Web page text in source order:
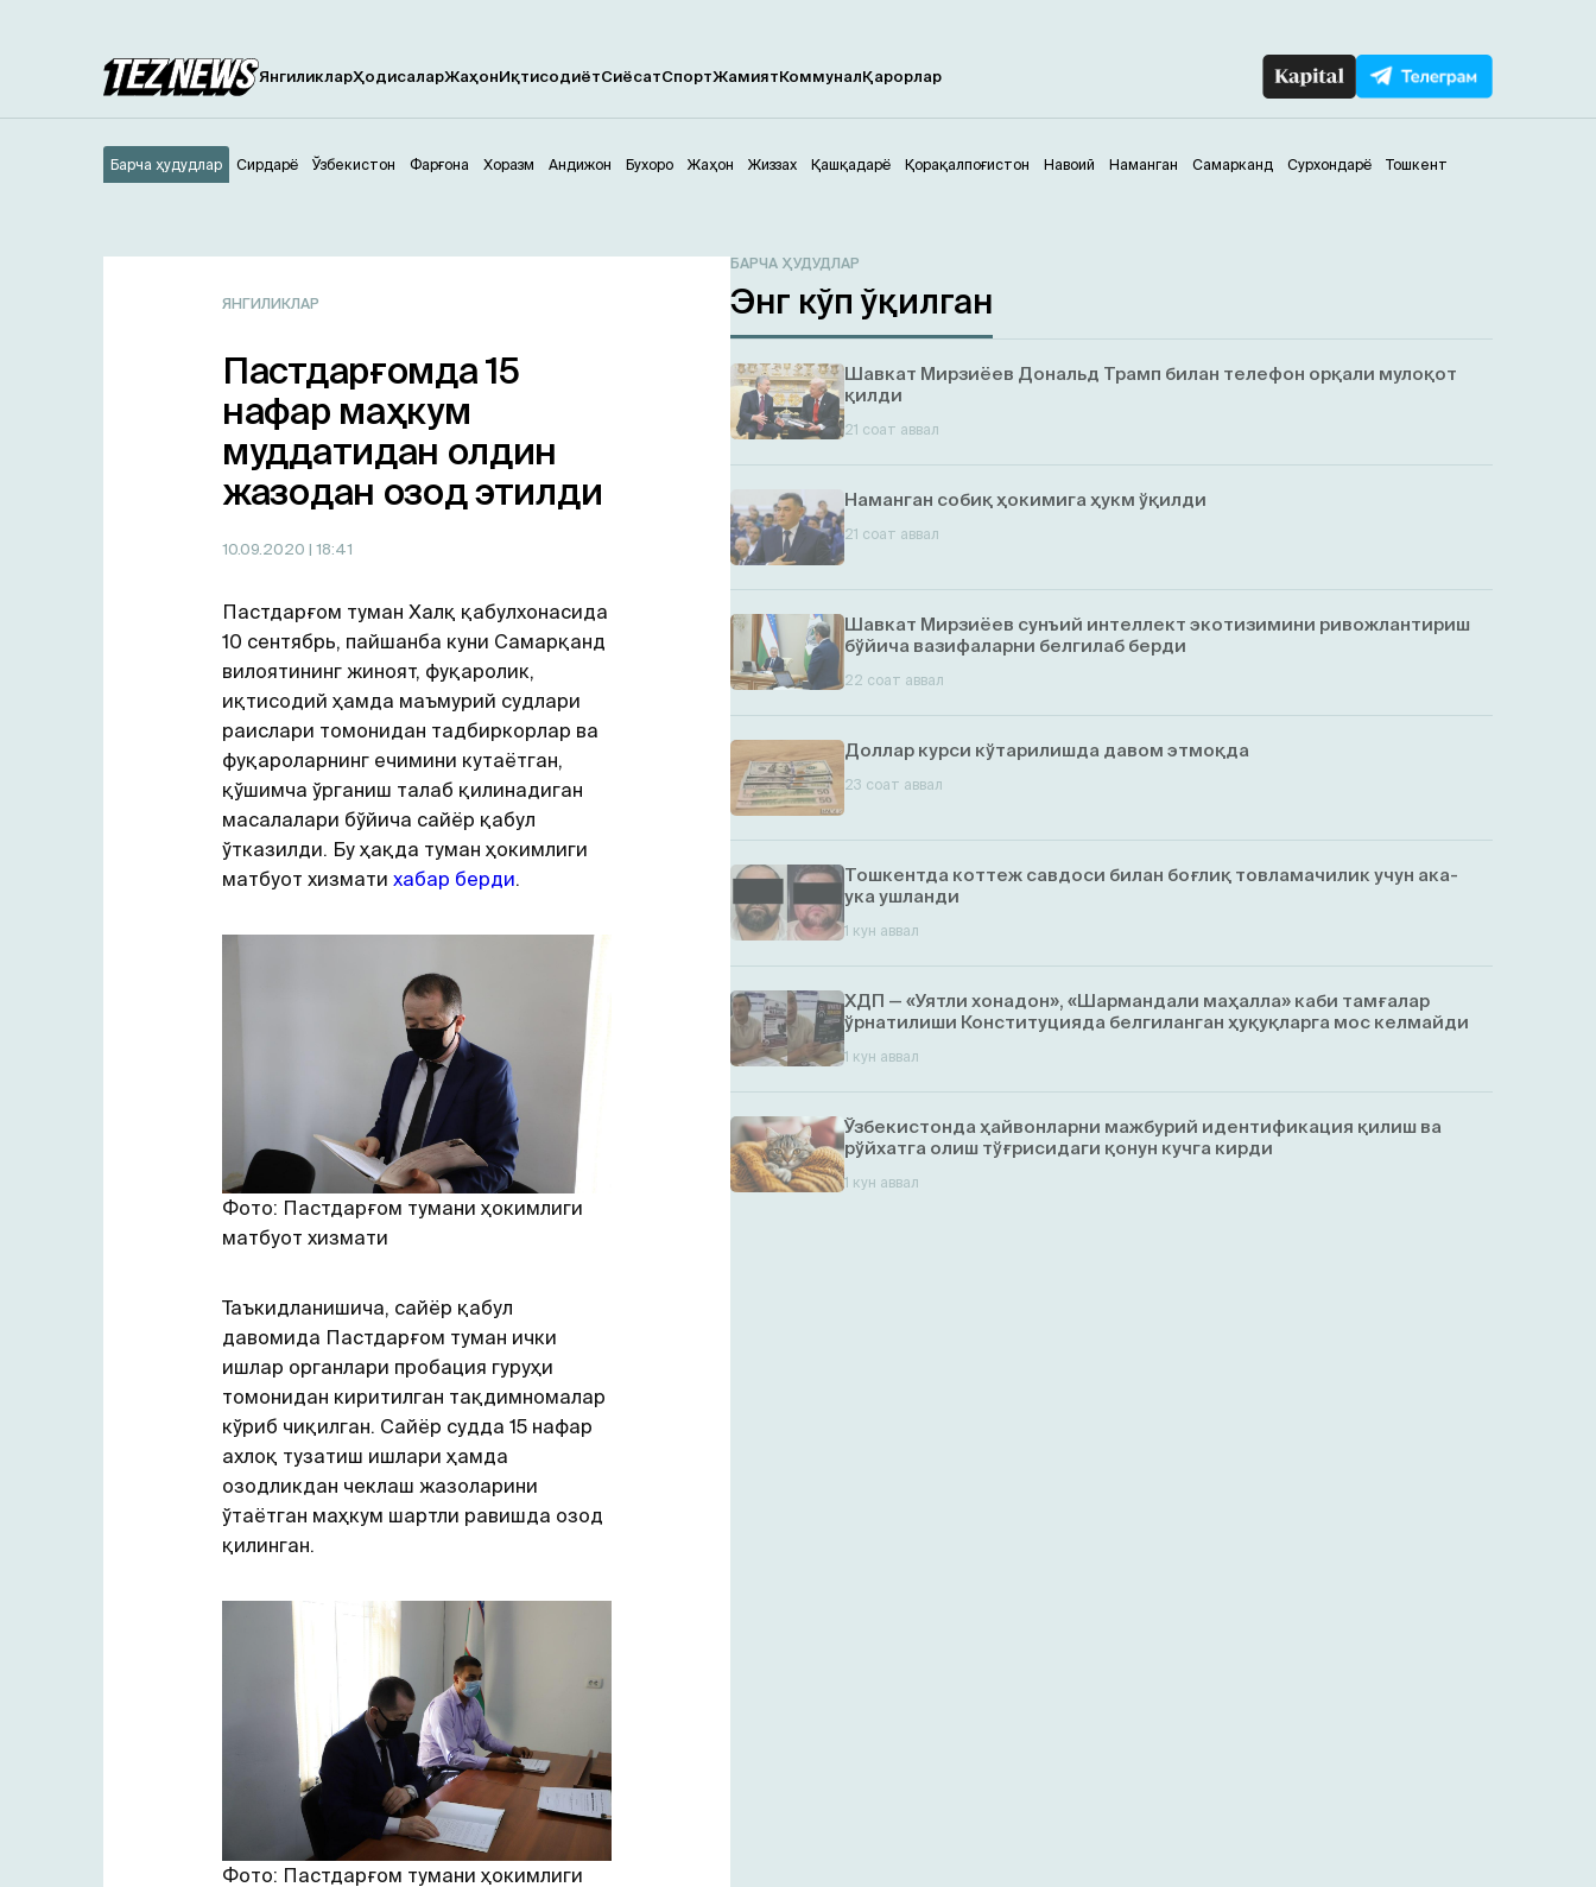
ЯнгиликларҲодисаларЖаҳонИқтисодиётСиёсатСпортЖамиятКоммуналҚарорлар
Андижон
Барча ҳудудлар Бухоро Жаҳон Жиззах Қашқадарё Қорақалпоғистон Навоий Наманган Самарканд
Сирдарё Сурхондарё Тошкент
Ўзбекистон Фарғона Хоразм
ЯНГИЛИКЛАР
Пастдарғомда 15
нафар маҳкум
муддатидан олдин
жазодан озод этилди
10.09.2020 | 18:41
Пастдарғом туман Халқ қабулхонасида
10 сентябрь, пайшанба куни Самарқанд
вилоятининг жиноят, фуқаролик,
иқтисодий ҳамда маъмурий судлари
раислари томонидан тадбиркорлар ва
фуқароларнинг ечимини кутаётган,
қўшимча ўрганиш талаб қилинадиган
масалалари бўйича сайёр қабул
ўтказилди. Бу ҳақда туман ҳокимлиги
матбуот хизмати хабар берди.
Фото: Пастдарғом тумани ҳокимлиги
матбуот хизмати
Таъкидланишича, сайёр қабул
давомида Пастдарғом туман ички
ишлар органлари пробация гуруҳи
томонидан киритилган тақдимномалар
кўриб чиқилган. Сайёр судда 15 нафар
ахлоқ тузатиш ишлари ҳамда
озодликдан чеклаш жазоларини
ўтаётган маҳкум шартли равишда озод
қилинган.
Фото: Пастдарғом тумани ҳокимлиги
БАРЧА ҲУДУДЛАР
Энг кўп ўқилган
Шавкат Мирзиёев Дональд Трамп билан телефон орқали мулоқот
қилди
21 соат аввал
Наманган собиқ ҳокимига ҳукм ўқилди
21 соат аввал
Шавкат Мирзиёев сунъий интеллект экотизимини ривожлантириш
бўйича вазифаларни белгилаб берди
22 соат аввал
Доллар курси кўтарилишда давом этмоқда
23 соат аввал
Тошкентда коттеж савдоси билан боғлиқ товламачилик учун ака-
ука ушланди
1 кун аввал
ХДП — «Уятли хонадон», «Шармандали маҳалла» каби тамғалар
ўрнатилиши Конституцияда белгиланган ҳуқуқларга мос келмайди
1 кун аввал
Ўзбекистонда ҳайвонларни мажбурий идентификация қилиш ва
рўйхатга олиш тўғрисидаги қонун кучга кирди
1 кун аввал